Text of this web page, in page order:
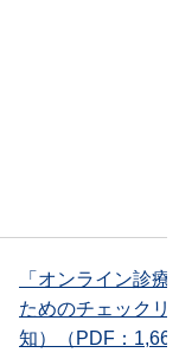
「オンライン診
ためのチェックリ
知）（PDF：